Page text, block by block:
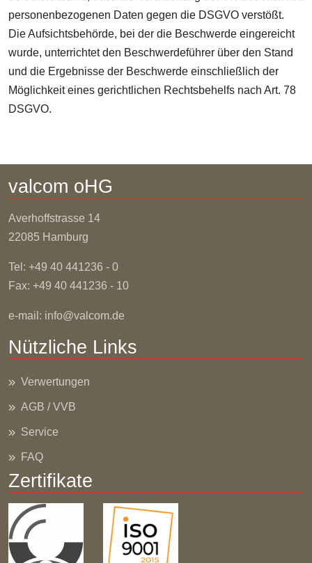
personenbezogenen Daten gegen die DSGVO verstößt.
Die Aufsichtsbehörde, bei der die Beschwerde eingereicht
wurde, unterrichtet den Beschwerdeführer über den Stand
und die Ergebnisse der Beschwerde einschließlich der
Möglichkeit eines gerichtlichen Rechtsbehelfs nach Art. 78
DSGVO.
valcom oHG
Averhoffstrasse 14
22085 Hamburg
Tel: +49 40 441236 - 0
Fax: +49 40 441236 - 10
e-mail: info@valcom.de
Nützliche Links
Verwertungen
AGB / VVB
Service
FAQ
Zertifikate